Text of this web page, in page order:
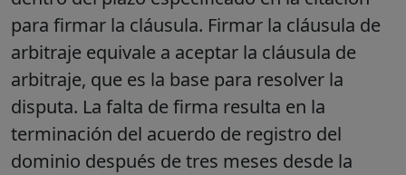
para firmar la cláusula. Firmar la cláusula de
arbitraje equivale a aceptar la cláusula de
arbitraje, que es la base para resolver la
disputa. La falta de firma resulta en la
terminación del acuerdo de registro del
dominio después de tres meses desde la